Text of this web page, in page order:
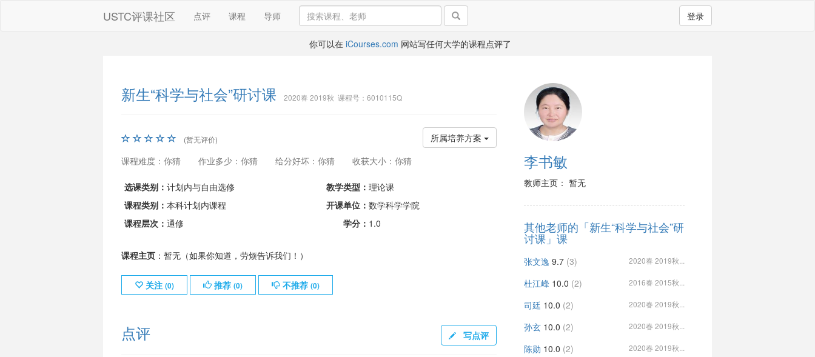
USTC评课社区 点评 课程 导师 登录
你可以在 iCourses.com 网站写任何大学的课程点评了
新生“科学与社会”研讨课 2020春 2019秋 课程号：6010115Q
所属培养方案
(暂无评价)
课程难度：你猜 作业多少：你猜 给分好坏：你猜 收获大小：你猜
选课类别： 计划内与自由选修 教学类型： 理论课
课程类别： 本科计划内课程 开课单位： 数学科学学院
课程层次： 通修 学分： 1.0
课程主页：暂无（如果你知道，劳烦告诉我们！）
关注 (0) 推荐 (0) 不推荐 (0)
点评 写点评
李书敏
教师主页： 暂无
其他老师的「新生“科学与社会”研
讨课」课
张文逸 9.7 (3) 2020春 2019秋...
杜江峰 10.0 (2) 2016春 2015秋...
司廷 10.0 (2) 2020春 2019秋...
孙玄 10.0 (2) 2020春 2019秋...
陈勋 10.0 (2) 2020春 2019秋...